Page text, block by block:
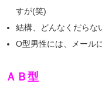
すが(笑)
結構、どんなくだらな
O型男性には、メール
ＡＢ型